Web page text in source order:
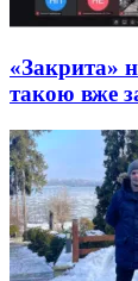
«Закрита»
такою вже